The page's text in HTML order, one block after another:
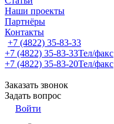
Наши проекты
Партнёры
Контакты
+7 (4822) 35-83-33
+7 (4822) 35-83-33Тел/факс
+7 (4822) 35-83-20Тел/факс
Заказать звонок
Задать вопрос
Войти